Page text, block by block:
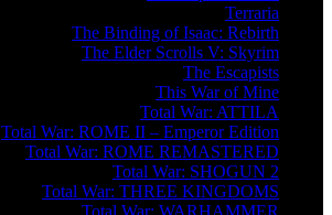
Terraria
The Binding of Isaac: Rebirth
The Elder Scrolls V: Skyrim
The Escapists
This War of Mine
Total War: ATTILA
Total War: ROME II – Emperor Edition
Total War: ROME REMASTERED
Total War: SHOGUN 2
Total War: THREE KINGDOMS
Total War: WARHAMMER